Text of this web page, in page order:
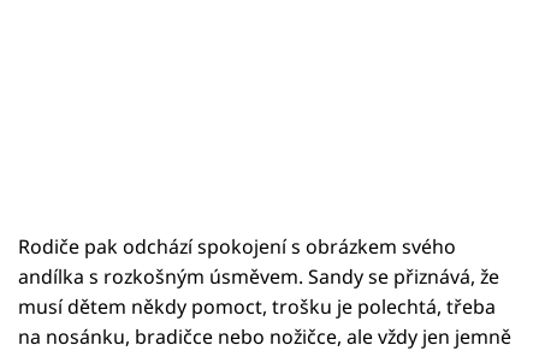
Rodiče pak odchází spokojení s obrázkem svého
andílka s rozkošným úsměvem. Sandy se přiznává, že
musí dětem někdy pomoct, trošku je polechtá, třeba
na nosánku, bradičce nebo nožičce, ale vždy jen jemně